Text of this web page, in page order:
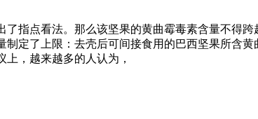
点看法。那么该坚果的黄曲霉毒素含量不得跨
定了上限：去壳后可间接食用的巴西坚果所含
，越来越多的人认为，